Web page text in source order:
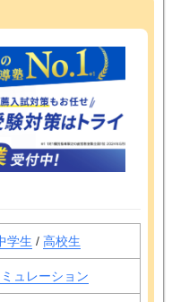
学生 / 高校生
ュレーション